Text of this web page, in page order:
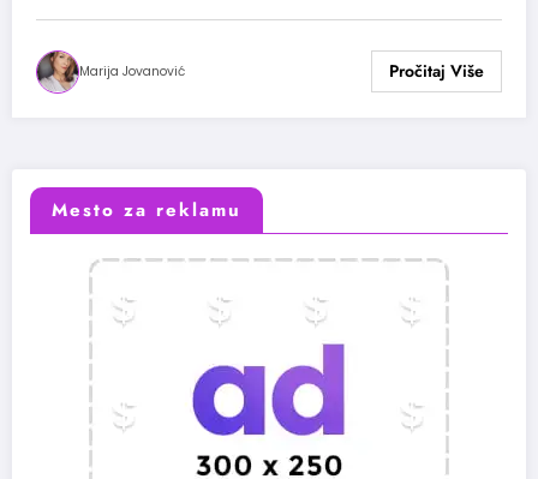
Marija Jovanović
Mesto za reklamu